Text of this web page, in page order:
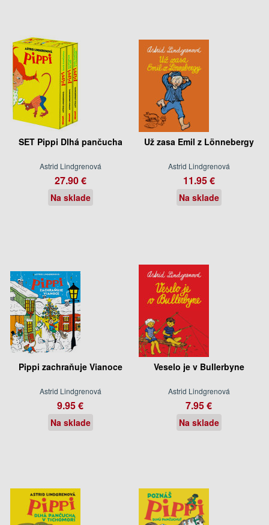
SET Pippi Dlhá pančucha
Astrid Lindgrenová
27.90 €
Na sklade
Už zasa Emil z Lönnebergy
Astrid Lindgrenová
11.95 €
Na sklade
Pippi zachraňuje Vianoce
Astrid Lindgrenová
9.95 €
Na sklade
Veselo je v Bullerbyne
Astrid Lindgrenová
7.95 €
Na sklade